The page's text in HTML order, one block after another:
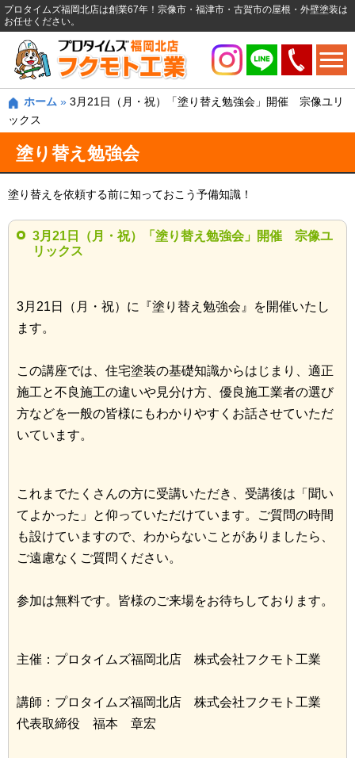
プロタイムズ福岡北店は創業67年！宗像市・福津市・古賀市の屋根・外壁塗装は
お任せください。
ホーム » 3月21日（月・祝）「塗り替え勉強会」開催 宗像ユリ
ックス
塗り替え勉強会
塗り替えを依頼する前に知っておこう予備知識！
3月21日（月・祝）「塗り替え勉強会」開催 宗像ユ
リックス
3月21日（月・祝）に『塗り替え勉強会』を開催いたし
ます。
この講座では、住宅塗装の基礎知識からはじまり、適正
施工と不良施工の違いや見分け方、優良施工業者の選び
方などを一般の皆様にもわかりやすくお話させていただ
いています。
これまでたくさんの方に受講いただき、受講後は「聞い
てよかった」と仰っていただけています。ご質問の時間
も設けていますので、わからないことがありましたら、
ご遠慮なくご質問ください。
参加は無料です。皆様のご来場をお待ちしております。
主催：プロタイムズ福岡北店 株式会社フクモト工業
講師：プロタイムズ福岡北店 株式会社フクモト工業
代表取締役 福本 章宏